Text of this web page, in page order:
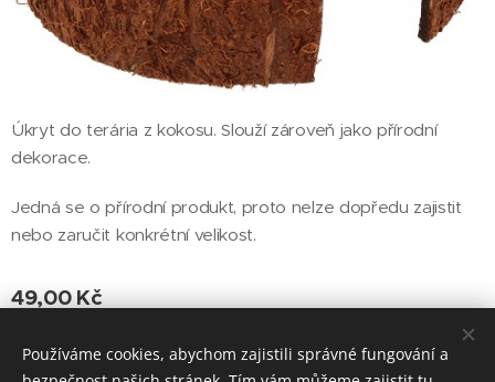
Úkryt do terária z kokosu. Slouží zároveň jako přírodní
dekorace.
Jedná se o přírodní produkt, proto nelze dopředu zajistit
nebo zaručit konkrétní velikost.
49,00Kč
Používáme cookies, abychom zajistili správné fungování a